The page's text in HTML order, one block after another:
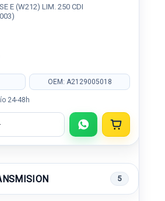
E (W212) LIM. 250 CDI
OEM: A2129005018
24-48h
5